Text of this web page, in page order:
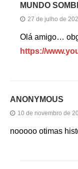
MUNDO
27 de julho de
Olá amigo…
https://
ANONYMOUS
10 de novembro de
nooooo otimas